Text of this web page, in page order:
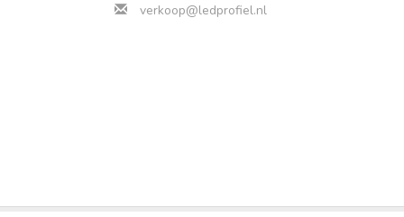
verkoop@ledprofiel.nl